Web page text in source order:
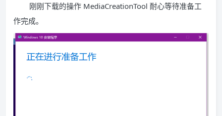
刚刚下载的操作 MediaCreationTool 耐心等待准备工
作完成。